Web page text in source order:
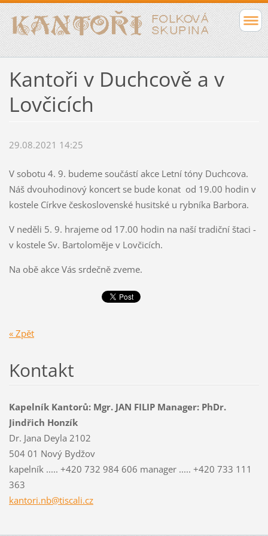
Kantoři v Duchcově a v
Lovčicích
29.08.2021 14:25
V sobotu 4. 9. budeme součástí akce Letní tóny Duchcova.
Náš dvouhodinový koncert se bude konat od 19.00 hodin v
kostele Církve československé husitské u rybníka Barbora.
V neděli 5. 9. hrajeme od 17.00 hodin na naší tradiční štaci -
v kostele Sv. Bartoloměje v Lovčicích.
Na obě akce Vás srdečně zveme.
« Zpět
Kontakt
Kapelník Kantorů: Mgr. JAN FILIP Manager: PhDr.
Jindřich Honzík
Dr. Jana Deyla 2102
504 01 Nový Bydžov
kapelník ..... +420 732 984 606 manager ..... +420 733 111
363
kantori.nb@tiscali.cz